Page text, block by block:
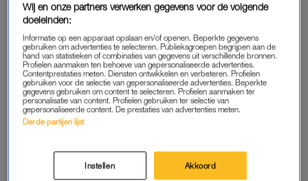
zwart geblokte. Nog een aanrader: Nelis Antiques in
Amsterdam, dat unieke tweedehands jasjes verkoopt. Ik kocht
er een oud en prachtig bruinzwart baseballjack.”
BLIJ MEE
Eén van de dingen waar ze zelf blij van wordt? Haar haar. “Het
is veel en dik, dus als iemand die daar verstand van heeft er
Wij en onze partners verwerken gegevens voor de volgende
doeleinden:
Informatie op een apparaat opslaan en/of openen. Beperkte gegevens
gebruiken om advertenties te selecteren. Publieksgroepen begrijpen aan de
hand van statistieken of combinaties van gegevens uit verschillende bronnen.
Profielen aanmaken ten behoeve van gepersonaliseerde advertenties.
Contentprestaties meten. Diensten ontwikkelen en verbeteren. Profielen
gebruiken voor de selectie van gepersonaliseerde advertenties. Beperkte
gegevens gebruiken om content te selecteren. Profielen aanmaken ter
personalisatie van content. Profielen gebruiken ter selectie van
gepersonaliseerde content. De prestaties van advertenties meten.
Derde partijen lijst
Instellen Akkoord